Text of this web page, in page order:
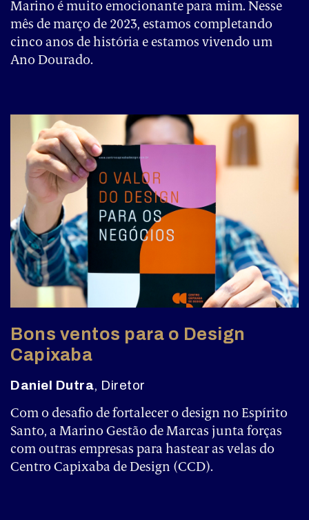
Marino é muito emocionante para mim. Nesse
mês de março de 2023, estamos completando
cinco anos de história e estamos vivendo um
Ano Dourado.
Bons ventos para o Design
Capixaba
Daniel Dutra, Diretor
Com o desafio de fortalecer o design no Espírito
Santo, a Marino Gestão de Marcas junta forças
com outras empresas para hastear as velas do
Centro Capixaba de Design (CCD).